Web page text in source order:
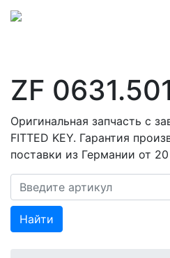
ZF
Оригинальная запчасть с
FITTED KEY. Гарантия
поставки из Германии от
Найти